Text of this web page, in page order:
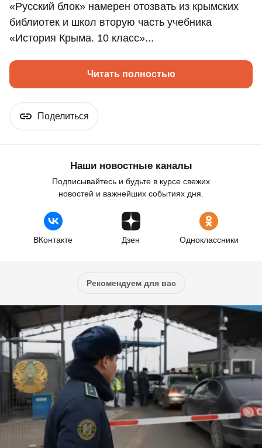
«Русский блок» намерен отозвать из крымских
библиотек и школ вторую часть учебника
«История Крыма. 10 класс»...
Читать полностью
Поделиться
Наши новостные каналы
Подписывайтесь и будьте в курсе свежих
новостей и важнейших событиях дня.
ВКонтакте Дзен Одноклассники
Рекомендуем для вас